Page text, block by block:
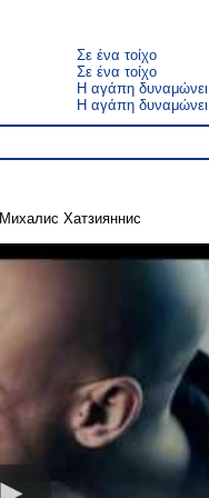
Σε ένα τοίχο
Σε ένα τοίχο
Η αγάπη δυναμώνει
Η αγάπη δυναμώνει
Михалис Хатзияннис